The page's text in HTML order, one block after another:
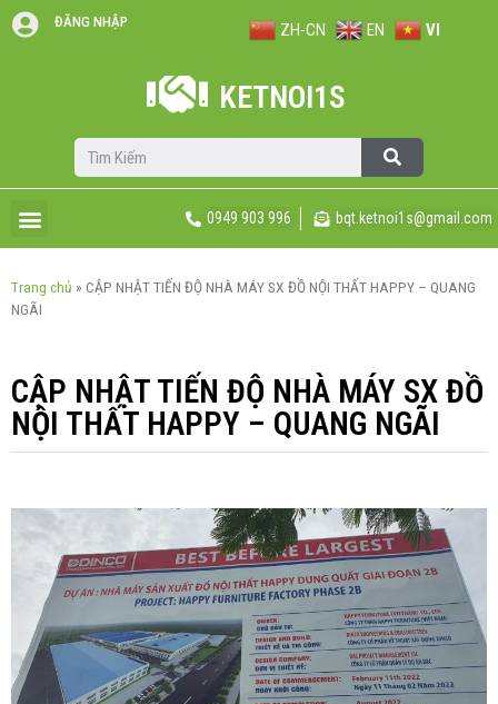
ĐĂNG NHẬP ZH-CN EN VI
KETNOI1S
0949 903 996 bqt.ketnoi1s@gmail.com
Trang chủ » CẬP NHẬT TIẾN ĐỘ NHÀ MÁY SX ĐỒ NỘI THẤT HAPPY – QUANG
NGÃI
CẬP NHẬT TIẾN ĐỘ NHÀ MÁY SX ĐỒ
NỘI THẤT HAPPY – QUANG NGÃI